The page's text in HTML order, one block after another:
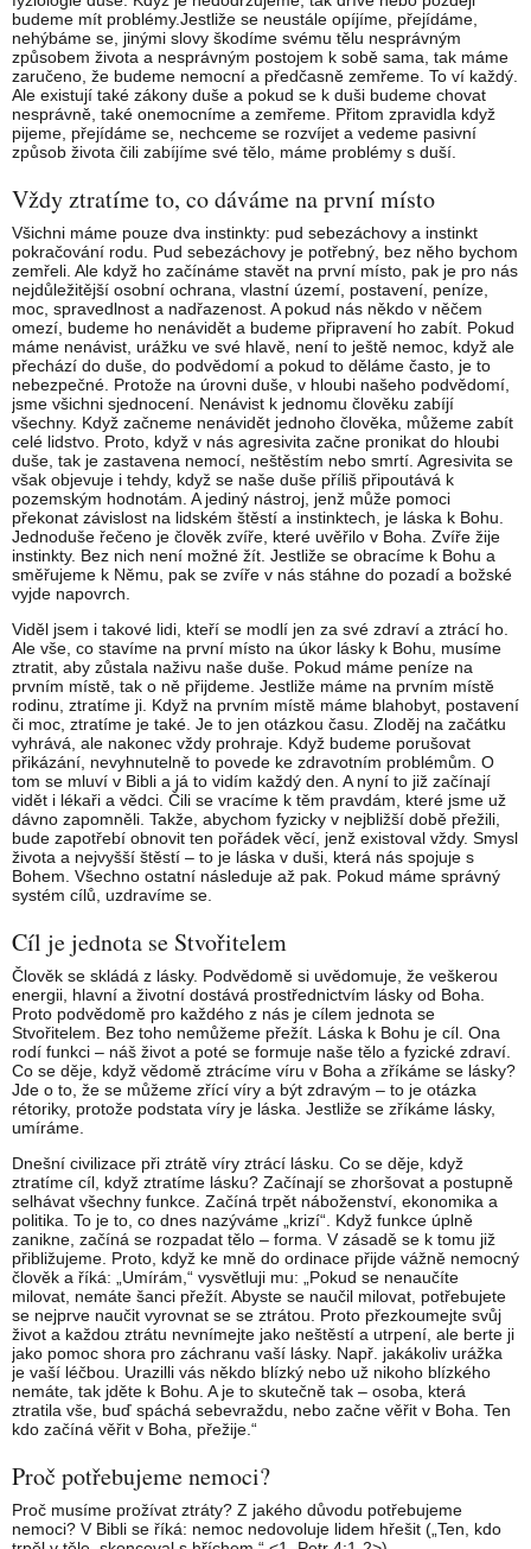
budeme mít problémy.Jestliže se neustále opíjíme, přejídáme,
nehýbáme se, jinými slovy škodíme svému tělu nesprávným
způsobem života a nesprávným postojem k sobě sama, tak máme
zaručeno, že budeme nemocní a předčasně zemřeme. To ví každý.
Ale existují také zákony duše a pokud se k duši budeme chovat
nesprávně, také onemocníme a zemřeme. Přitom zpravidla když
pijeme, přejídáme se, nechceme se rozvíjet a vedeme pasivní
způsob života čili zabíjíme své tělo, máme problémy s duší.
Vždy ztratíme to, co dáváme na první místo
Všichni máme pouze dva instinkty: pud sebezáchovy a instinkt
pokračování rodu. Pud sebezáchovy je potřebný, bez něho bychom
zemřeli. Ale když ho začínáme stavět na první místo, pak je pro nás
nejdůležitější osobní ochrana, vlastní území, postavení, peníze,
moc, spravedlnost a nadřazenost. A pokud nás někdo v něčem
omezí, budeme ho nenávidět a budeme připravení ho zabít. Pokud
máme nenávist, urážku ve své hlavě, není to ještě nemoc, když ale
přechází do duše, do podvědomí a pokud to děláme často, je to
nebezpečné. Protože na úrovni duše, v hloubi našeho podvědomí,
jsme všichni sjednocení. Nenávist k jednomu člověku zabíjí
všechny. Když začneme nenávidět jednoho člověka, můžeme zabít
celé lidstvo. Proto, když v nás agresivita začne pronikat do hloubi
duše, tak je zastavena nemocí, neštěstím nebo smrtí. Agresivita se
však objevuje i tehdy, když se naše duše příliš připoutává k
pozemským hodnotám. A jediný nástroj, jenž může pomoci
překonat závislost na lidském štěstí a instinktech, je láska k Bohu.
Jednoduše řečeno je člověk zvíře, které uvěřilo v Boha. Zvíře žije
instinkty. Bez nich není možné žít. Jestliže se obracíme k Bohu a
směřujeme k Němu, pak se zvíře v nás stáhne do pozadí a božské
vyjde napovrch.
Viděl jsem i takové lidi, kteří se modlí jen za své zdraví a ztrácí ho.
Ale vše, co stavíme na první místo na úkor lásky k Bohu, musíme
ztratit, aby zůstala naživu naše duše. Pokud máme peníze na
prvním místě, tak o ně přijdeme. Jestliže máme na prvním místě
rodinu, ztratíme ji. Když na prvním místě máme blahobyt, postavení
či moc, ztratíme je také. Je to jen otázkou času. Zloděj na začátku
vyhrává, ale nakonec vždy prohraje. Když budeme porušovat
přikázání, nevyhnutelně to povede ke zdravotním problémům. O
tom se mluví v Bibli a já to vidím každý den. A nyní to již začínají
vidět i lékaři a vědci. Čili se vracíme k těm pravdám, které jsme už
dávno zapomněli. Takže, abychom fyzicky v nejbližší době přežili,
bude zapotřebí obnovit ten pořádek věcí, jenž existoval vždy. Smysl
života a nejvyšší štěstí – to je láska v duši, která nás spojuje s
Bohem. Všechno ostatní následuje až pak. Pokud máme správný
systém cílů, uzdravíme se.
Cíl je jednota se Stvořitelem
Člověk se skládá z lásky. Podvědomě si uvědomuje, že veškerou
energii, hlavní a životní dostává prostřednictvím lásky od Boha.
Proto podvědomě pro každého z nás je cílem jednota se
Stvořitelem. Bez toho nemůžeme přežít. Láska k Bohu je cíl. Ona
rodí funkci – náš život a poté se formuje naše tělo a fyzické zdraví.
Co se děje, když vědomě ztrácíme víru v Boha a zříkáme se lásky?
Jde o to, že se můžeme zřící víry a být zdravým – to je otázka
rétoriky, protože podstata víry je láska. Jestliže se zříkáme lásky,
umíráme.
Dnešní civilizace při ztrátě víry ztrácí lásku. Co se děje, když
ztratíme cíl, když ztratíme lásku? Začínají se zhoršovat a postupně
selhávat všechny funkce. Začíná trpět náboženství, ekonomika a
politika. To je to, co dnes nazýváme „krizí“. Když funkce úplně
zanikne, začíná se rozpadat tělo – forma. V zásadě se k tomu již
přibližujeme. Proto, když ke mně do ordinace přijde vážně nemocný
člověk a říká: „Umírám,“ vysvětluji mu: „Pokud se nenaučíte
milovat, nemáte šanci přežít. Abyste se naučil milovat, potřebujete
se nejprve naučit vyrovnat se se ztrátou. Proto přezkoumejte svůj
život a každou ztrátu nevnímejte jako neštěstí a utrpení, ale berte ji
jako pomoc shora pro záchranu vaší lásky. Např. jakákoliv urážka
je vaší léčbou. Urazilli vás někdo blízký nebo už nikoho blízkého
nemáte, tak jděte k Bohu. A je to skutečně tak – osoba, která
ztratila vše, buď spáchá sebevraždu, nebo začne věřit v Boha. Ten
kdo začíná věřit v Boha, přežije.“
Proč potřebujeme nemoci?
Proč musíme prožívat ztráty? Z jakého důvodu potřebujeme
nemoci? V Bibli se říká: nemoc nedovoluje lidem hřešit („Ten, kdo